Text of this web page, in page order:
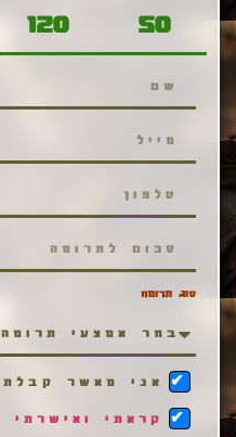
50
120
סוג תרומה
אני מאשר
קראתי ואישרתי